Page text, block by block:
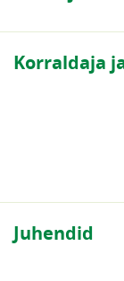
Korraldaja
Juhendid